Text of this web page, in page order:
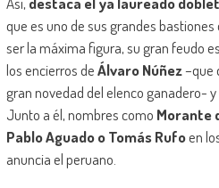
que es uno de sus grandes
ser la máxima figura, su gran feudo
los encierros deÁlvaro Núñez–que
gran novedad del elenco ganadero- y
Junto a él, nombres como Morante
Pablo Aguado o Tomás Rufoen
anuncia el peruano.